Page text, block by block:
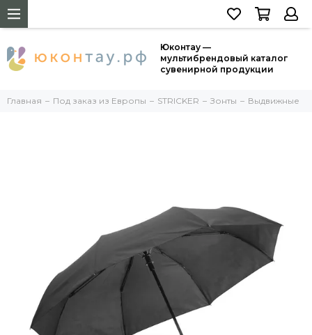
Юконтау —
мультибрендовый каталог
сувенирной продукции
Главная Под заказ из Европы STRICKER Зонты Выдвижные